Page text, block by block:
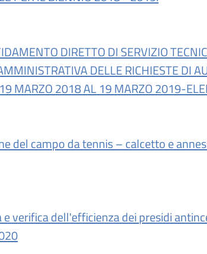
DIRETTO DI SERVIZIO
DELLE RICHIESTE DI
MARZO 2018 AL 19 MARZO 2019-
del campo da tennis – calcetto e
dell'efficienza dei presidi